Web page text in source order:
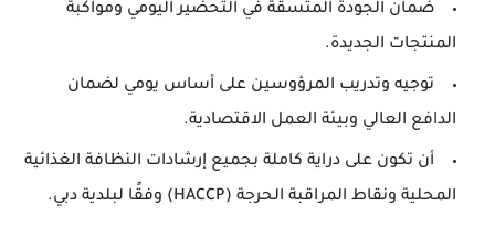
ضمان الجودة المتسقة في التحضير اليومي ومواكبة
المنتجات الجديدة.
توجيه وتدريب المرؤوسين على أساس يومي لضمان
الدافع العالي وبيئة العمل الاقتصادية.
أن تكون على دراية كاملة بجميع إرشادات النظافة الغذائية
المحلية ونقاط المراقبة الحرجة (HACCP) وفقًا لبلدية دبي.